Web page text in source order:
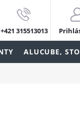
+421 315513013
ALUCUBE,